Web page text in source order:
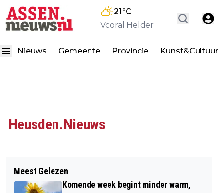
21°C
Vooral Helder
Nieuws Gemeente Provincie Kunst&Cultuur
Heusden.Nieuws
Meest Gelezen
Komende week begint minder warm,